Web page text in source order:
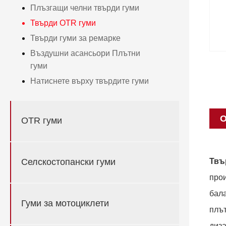
Плъзгащи челни твърди гуми
Твърди OTR гуми
Твърди гуми за ремарке
Въздушни асансьори Плътни
гуми
Натиснете върху твърдите гуми
OTR гуми
Селскостопански гуми
Гуми за мотоциклети